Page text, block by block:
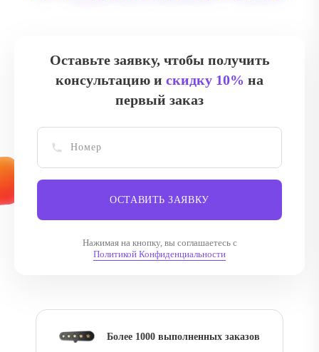
Оставьте заявку, чтобы получить
консультацию и скидку 10% на
первый заказ
ОСТАВИТЬ ЗАЯВКУ
Нажимая на кнопку, вы соглашаетесь с
Политикой Конфиденциальности
Более 1000 выполненных заказов